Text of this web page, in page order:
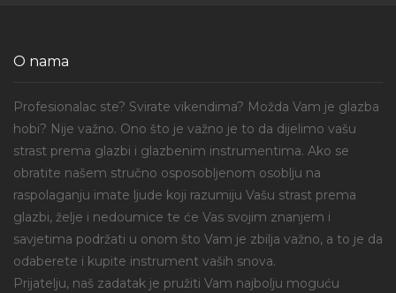
O nama
Profesionalac ste? Svirate vikendima? Možda Vam je glazba
hobi? Nije važno. Ono što je važno je to da dijelimo vašu
strast prema glazbi i glazbenim instrumentima. Ako se
obratite našem stručno osposobljenom osoblju na
raspolaganju imate ljude koji razumiju Vašu strast prema
glazbi, želje i nedoumice te će Vas svojim znanjem i
savjetima podržati u onom što Vam je zbilja važno, a to je da
odaberete i kupite instrument vaših snova.
Prijatelju, naš zadatak je pružiti Vam najbolju moguću